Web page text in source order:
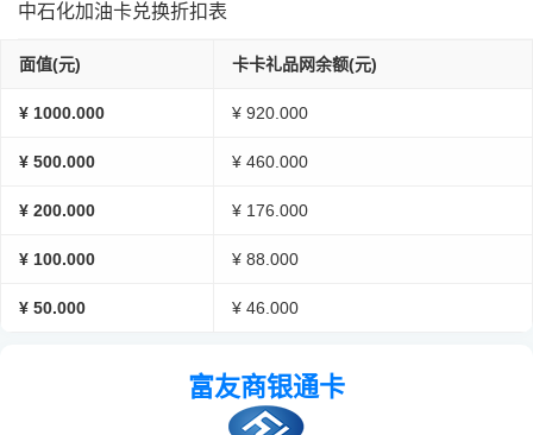
中石化加油卡兑换折扣表
面值(元) 卡卡礼品网余额(元)
¥ 1000.000 ¥ 920.000
¥ 500.000 ¥ 460.000
¥ 200.000 ¥ 176.000
¥ 100.000 ¥ 88.000
¥ 50.000 ¥ 46.000
富友商银通卡